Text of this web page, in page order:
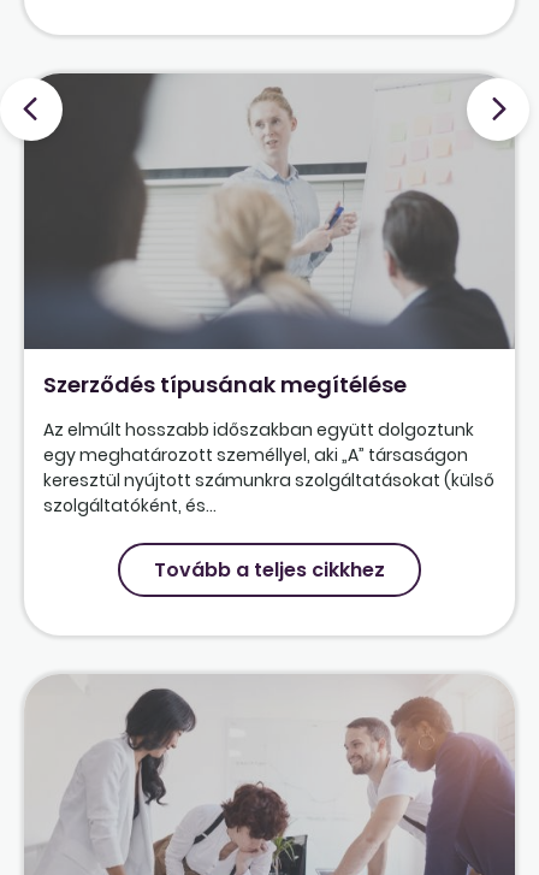
Szerződés típusának megítélése
Az elmúlt hosszabb időszakban együtt dolgoztunk
egy meghatározott személlyel, aki „A” társaságon
keresztül nyújtott számunkra szolgáltatásokat (külső
szolgáltatóként, és...
Tovább a teljes cikkhez